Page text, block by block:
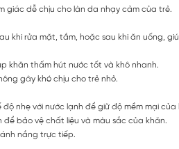
giác dễ chịu cho làn da nhạy cảm của trẻ.
khi rửa mặt, tắm, hoặc sau khi ăn uống,
khăn thấm hút nước tốt và khô nhanh.
gây khó chịu cho trẻ nhỏ.
nhẹ với nước lạnh để giữ độ mềm mại của
để bảo vệ chất liệu và màu sắc của khăn.
nắng trực tiếp.